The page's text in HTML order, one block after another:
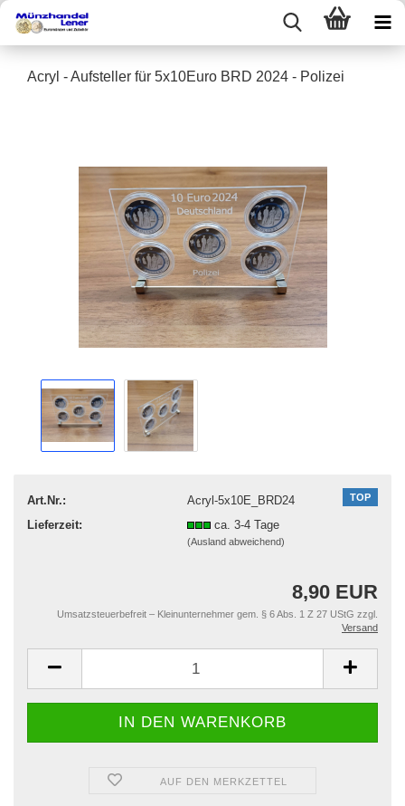
Acryl - Aufsteller für 5x10Euro BRD 2024 - Polizei
TOP
Art.Nr.:
Acryl-5x10E_BRD24
Lieferzeit:
ca. 3-4 Tage
(Ausland abweichend)
8,90 EUR
Umsatzsteuerbefreit – Kleinunternehmer gem. § 6 Abs. 1 Z 27 UStG zzgl.
Versand
AUF DEN MERKZETTEL